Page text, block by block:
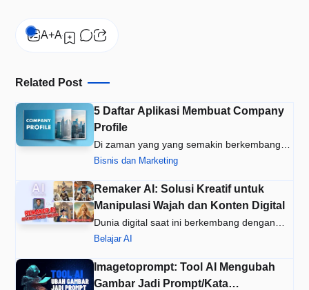
Related Post
5 Daftar Aplikasi Membuat Company
Profile
Di zaman yang yang semakin berkembang,
banyak desainer grafis yang men…
Bisnis dan Marketing
Remaker AI: Solusi Kreatif untuk
Manipulasi Wajah dan Konten Digital
Dunia digital saat ini berkembang dengan
pesat, membuka banyak peluang…
Belajar AI
Imagetoprompt: Tool AI Mengubah
Gambar Jadi Prompt/Kata